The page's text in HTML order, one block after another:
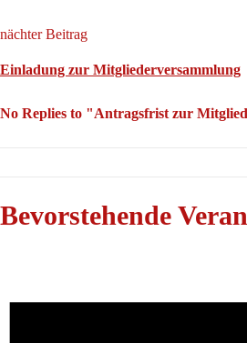
nächter Beitrag
Einladung zur Mitgliederversammlung
No Replies to "Antragsfrist zur
Bevorstehende